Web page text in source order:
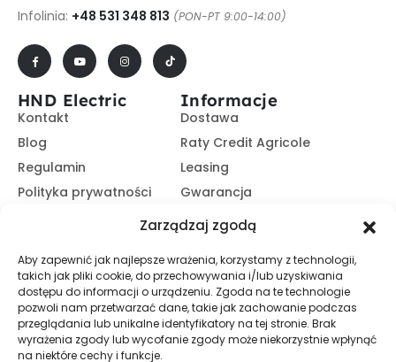
Zarządzaj zgodą
Aby zapewnić jak najlepsze wrażenia, korzystamy z technologii,
takich jak pliki cookie, do przechowywania i/lub uzyskiwania
dostępu do informacji o urządzeniu. Zgoda na te technologie
pozwoli nam przetwarzać dane, takie jak zachowanie podczas
przeglądania lub unikalne identyfikatory na tej stronie. Brak
wyrażenia zgody lub wycofanie zgody może niekorzystnie wpłynąć
na niektóre cechy i funkcje.
Infolinia: +48 531 348 813 (PON-PT 9:00-14:00)
HND Electric
Kontakt
Blog
Regulamin
Polityka prywatności
Informacje
Dostawa
Raty Credit Agricole
Leasing
Gwarancja
14 dni na zwrot
Program partnerski
Zasubskrybuj nasz Newsletter
Zapisz Się